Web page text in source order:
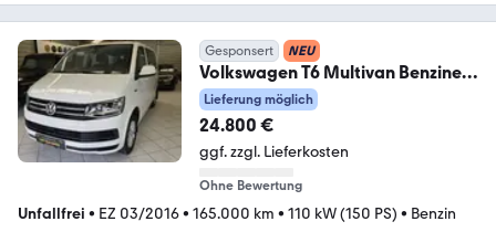
Gesponsert NEU
Volkswagen T6 Multivan Benziner
Klima 7xSitzer Tisch+Bett
Lieferung möglich
24.800 €
ggf. zzgl. Lieferkosten
Ohne Bewertung
Unfallfrei • EZ 03/2016• 165.000 km • 110 kW (150 PS) • Benzin